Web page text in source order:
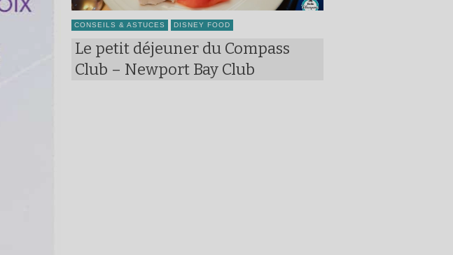
CONSEILS & ASTUCES DISNEY FOOD
Le petit déjeuner du Compass
Club – Newport Bay Club